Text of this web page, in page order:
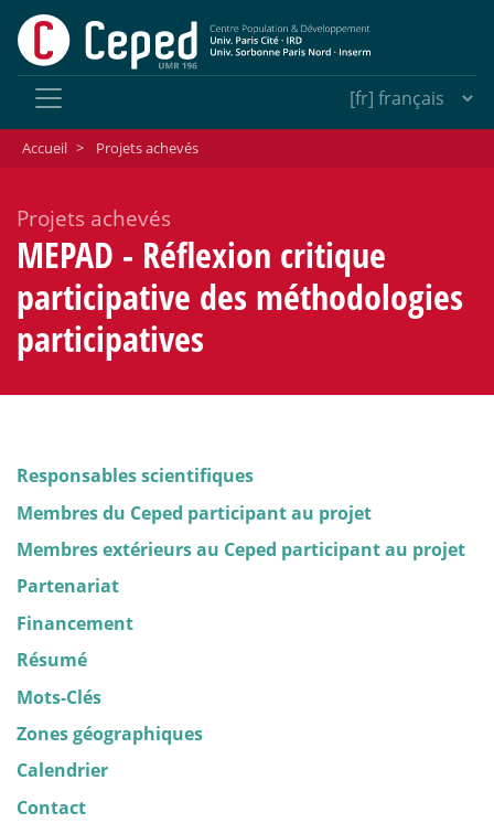
Accueil > Projets achevés
Projets achevés
MEPAD - Réflexion critique
participative des méthodologies
participatives
Responsables scientifiques
Membres du Ceped participant au projet
Membres extérieurs au Ceped participant au projet
Partenariat
Financement
Résumé
Mots-Clés
Zones géographiques
Calendrier
Contact